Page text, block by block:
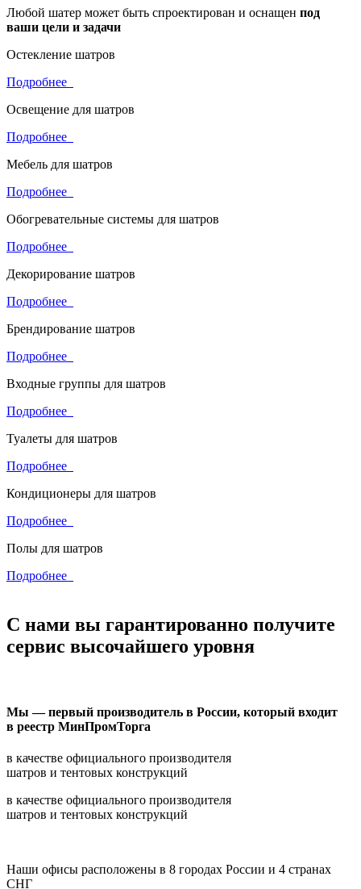
Любой шатер может быть спроектирован и оснащен под
ваши цели и задачи
Остекление шатров
Подробнее
Освещение для шатров
Подробнее
Мебель для шатров
Подробнее
Обогревательные системы для шатров
Подробнее
Декорирование шатров
Подробнее
Брендирование шатров
Подробнее
Входные группы для шатров
Подробнее
Туалеты для шатров
Подробнее
Кондиционеры для шатров
Подробнее
Полы для шатров
Подробнее
С нами вы гарантированно получите
сервис высочайшего уровня
Мы — первый производитель в России, который входит
в реестр МинПромТорга
в качестве официального производителя
шатров и тентовых конструкций
в качестве официального производителя
шатров и тентовых конструкций
Наши офисы расположены в 8 городах России и 4 странах
СНГ